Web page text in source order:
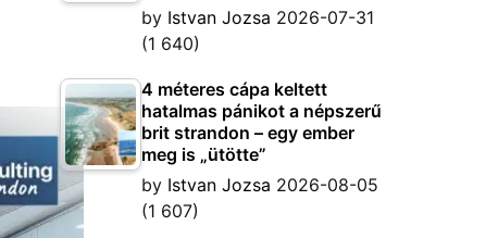
by Istvan Jozsa 2026-07-31
(1 640)
4 méteres cápa keltett
hatalmas pánikot a népszerű
brit strandon – egy ember
meg is „ütötte”
by Istvan Jozsa 2026-08-05
(1 607)